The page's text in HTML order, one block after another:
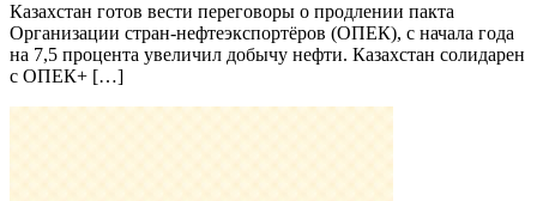
Казахстан готов вести переговоры о продлении пакта
Организации стран-нефтеэкспортёров (ОПЕК), с начала года
на 7,5 процента увеличил добычу нефти. Казахстан солидарен
с ОПЕК+ […]